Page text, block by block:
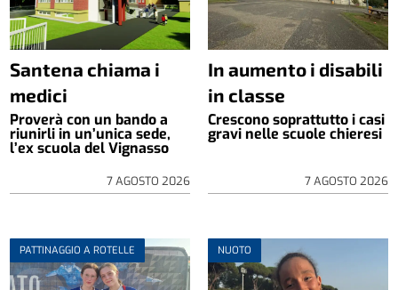
Santena chiama i
medici
Proverà con un bando a
riunirli in un’unica sede,
l’ex scuola del Vignasso
7 AGOSTO 2026
In aumento i disabili
in classe
Crescono soprattutto i casi
gravi nelle scuole chieresi
7 AGOSTO 2026
PATTINAGGIO A ROTELLE NUOTO